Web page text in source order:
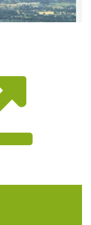
Trasa